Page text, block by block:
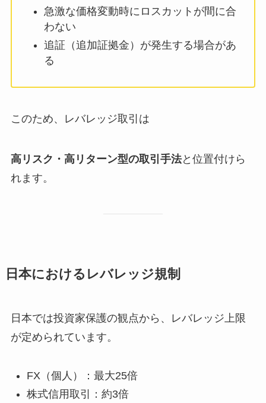
急激な価格変動時にロスカットが間に合
わない
追証（追加証拠金）が発生する場合があ
る
このため、レバレッジ取引は
高リスク・高リターン型の取引手法と位置付けら
れます。
日本におけるレバレッジ規制
日本では投資家保護の観点から、レバレッジ上限
が定められています。
FX（個人）：最大25倍
株式信用取引：約3倍